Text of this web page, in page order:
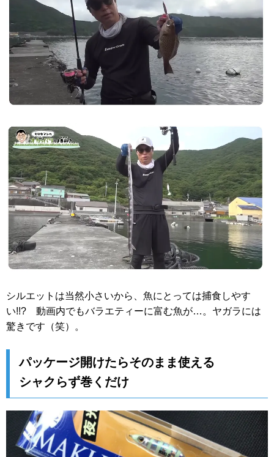
シルエットは当然小さいから、魚にとっては捕食しやす
い!!? 動画内でもバラエティーに富む魚が…。ヤガラには
驚きです（笑）。
パッケージ開けたらそのまま使える
シャクらず巻くだけ